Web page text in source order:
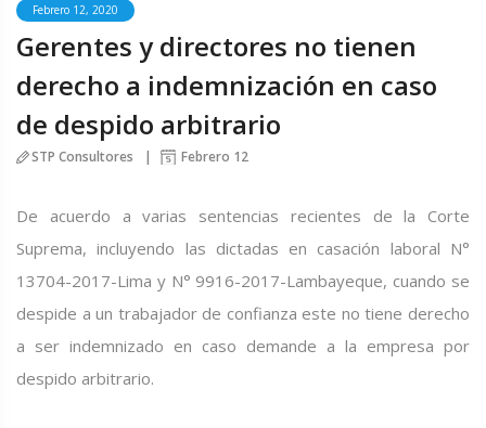
Febrero 12, 2020
Gerentes y directores no tienen
derecho a indemnización en caso
de despido arbitrario
STP Consultores Febrero 12
De acuerdo a varias sentencias recientes de la Corte
Suprema, incluyendo las dictadas en casación laboral N°
13704-2017-Lima y N° 9916-2017-Lambayeque, cuando se
despide a un trabajador de confianza este no tiene derecho
a ser indemnizado en caso demande a la empresa por
despido arbitrario.